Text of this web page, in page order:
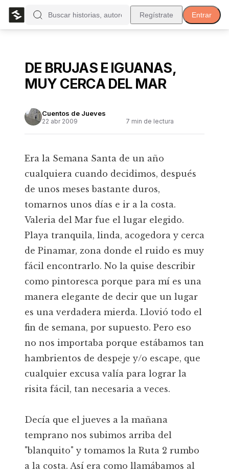
Regístrate Entrar
DE BRUJAS E IGUANAS,
MUY CERCA DEL MAR
Cuentos de Jueves
22 abr 2009 7 min de lectura
Era la Semana Santa de un año
cualquiera cuando decidimos, después
de unos meses bastante duros,
tomarnos unos días e ir a la costa.
Valeria del Mar fue el lugar elegido.
Playa tranquila, linda, acogedora y cerca
de Pinamar, zona donde el ruido es muy
fácil encontrarlo. No la quise describir
como pintoresca porque para mí es una
manera elegante de decir que un lugar
es una verdadera mierda. Llovió todo el
fin de semana, por supuesto. Pero eso
no nos importaba porque estábamos tan
hambrientos de despeje y/o escape, que
cualquier excusa valía para lograr la
risita fácil, tan necesaria a veces.
Decía que el jueves a la mañana
temprano nos subimos arriba del
"blanquito" y tomamos la Ruta 2 rumbo
a la costa. Así era como llamábamos al